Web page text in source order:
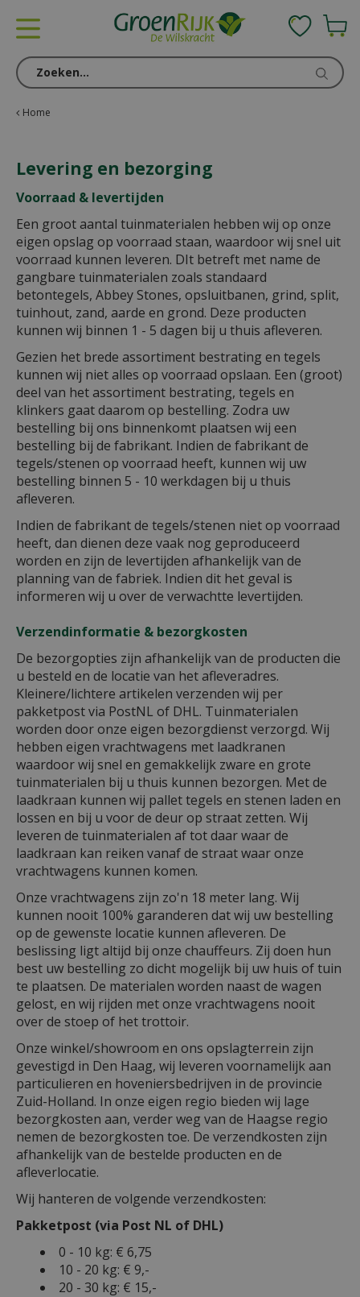
Home
Levering en bezorging
Voorraad & levertijden
Een groot aantal tuinmaterialen hebben wij op onze
eigen opslag op voorraad staan, waardoor wij snel uit
voorraad kunnen leveren. DIt betreft met name de
gangbare tuinmaterialen zoals standaard
betontegels, Abbey Stones, opsluitbanen, grind, split,
tuinhout, zand, aarde en grond. Deze producten
kunnen wij binnen 1 - 5 dagen bij u thuis afleveren.
Gezien het brede assortiment bestrating en tegels
kunnen wij niet alles op voorraad opslaan. Een (groot)
deel van het assortiment bestrating, tegels en
klinkers gaat daarom op bestelling. Zodra uw
bestelling bij ons binnenkomt plaatsen wij een
bestelling bij de fabrikant. Indien de fabrikant de
tegels/stenen op voorraad heeft, kunnen wij uw
bestelling binnen 5 - 10 werkdagen bij u thuis
afleveren.
Indien de fabrikant de tegels/stenen niet op voorraad
heeft, dan dienen deze vaak nog geproduceerd
worden en zijn de levertijden afhankelijk van de
planning van de fabriek. Indien dit het geval is
informeren wij u over de verwachtte levertijden.
Verzendinformatie & bezorgkosten
De bezorgopties zijn afhankelijk van de producten die
u besteld en de locatie van het afleveradres.
Kleinere/lichtere artikelen verzenden wij per
pakketpost via PostNL of DHL. Tuinmaterialen
worden door onze eigen bezorgdienst verzorgd. Wij
hebben eigen vrachtwagens met laadkranen
waardoor wij snel en gemakkelijk zware en grote
tuinmaterialen bij u thuis kunnen bezorgen. Met de
laadkraan kunnen wij pallet tegels en stenen laden en
lossen en bij u voor de deur op straat zetten. Wij
leveren de tuinmaterialen af tot daar waar de
laadkraan kan reiken vanaf de straat waar onze
vrachtwagens kunnen komen.
Onze vrachtwagens zijn zo'n 18 meter lang. Wij
kunnen nooit 100% garanderen dat wij uw bestelling
op de gewenste locatie kunnen afleveren. De
beslissing ligt altijd bij onze chauffeurs. Zij doen hun
best uw bestelling zo dicht mogelijk bij uw huis of tuin
te plaatsen. De materialen worden naast de wagen
gelost, en wij rijden met onze vrachtwagens nooit
over de stoep of het trottoir.
Onze winkel/showroom en ons opslagterrein zijn
gevestigd in Den Haag, wij leveren voornamelijk aan
particulieren en hoveniersbedrijven in de provincie
Zuid-Holland. In onze eigen regio bieden wij lage
bezorgkosten aan, verder weg van de Haagse regio
nemen de bezorgkosten toe. De verzendkosten zijn
afhankelijk van de bestelde producten en de
afleverlocatie.
Wij hanteren de volgende verzendkosten:
Pakketpost (via Post NL of DHL)
0 - 10 kg: € 6,75
10 - 20 kg: € 9,-
20 - 30 kg: € 15,-